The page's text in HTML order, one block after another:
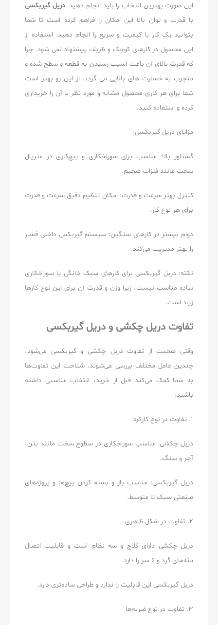
این صورت بهترین انتخاب را باید انجام دهید.دریل گیربکسی
با قدرت و توان بالا این امکان را فراهم کرده است تا شما
بتوانید یک کار با کیفیت و سریع را انجام دهید. استفاده از
این محصول در کارهای کوچک و ظریف پیشنهاد نمی شود. چرا
که قدرت بالای آن باعث آسیب رسیدن به قطعه و سطح شده و
منجرب به خسارت های بالایی می گردد. از این رو بهتر است
شما برای هر کاری محصول مشابه و مورد نظر با آن را خریداری
کرده و استفاده کنید.
مزایای دریل گیربکسی:
گشتاور بالا: مناسب برای سوراخکاری و پیچ‌کاری در متریال
سخت مانند فلزات ضخیم.
کنترل بهتر سرعت و قدرت: امکان تنظیم دقیق سرعت و قدرت
برای هر نوع کار.
دوام بیشتر در کارهای سنگین: سیستم گیربکس داخلی فشار
را بهتر مدیریت می‌کند.
نکته: دریل گیربکسی برای کارهای سبک خانگی یا سوراخکاری
ساده مناسب نیست، زیرا وزن و قدرت آن برای این نوع کارها
زیاد است.
تفاوت دریل چکشی و دریل گیربکسی
وقتی صحبت از تفاوت دریل چکشی و گیربکسی می‌شود،
چندین عامل مختلف بررسی می‌شوند. شناخت این تفاوت‌ها
به شما کمک می‌کند قبل از خرید، انتخاب مناسبی داشته
باشید:
۱. تفاوت در نوع کارکرد
دریل چکشی: مناسب سوراخکاری در سطوح سخت مانند بتن،
آجر و سنگ.
دریل گیربکسی: مناسب باز و بسته کردن پیچ‌ها و پروژه‌های
صنعتی سبک تا متوسط.
۲. تفاوت در شکل ظاهری
دریل چکشی دارای کلاچ و سه نظام است و قابلیت اتصال
مته‌های گرد و ۶ سر را دارد.
دریل گیربکسی این قابلیت را ندارد و طراحی ساده‌تری دارد.
۳. تفاوت در نوع ضربه‌ها